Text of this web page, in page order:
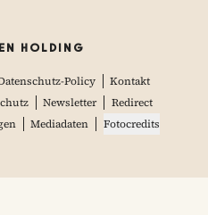
HOLDING
Policy
Kontakt
Newsletter
Redirect
Mediadaten Fotocredits